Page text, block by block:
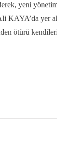
yeni
KAYA’da yer
ötürü